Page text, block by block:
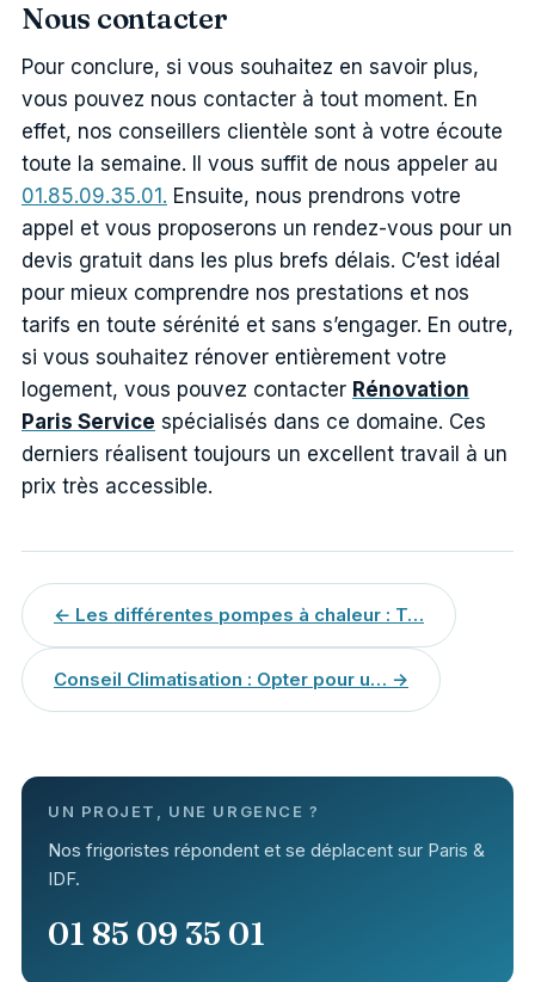
Nous contacter
Pour conclure, si vous souhaitez en savoir plus,
vous pouvez nous contacter à tout moment. En
effet, nos conseillers clientèle sont à votre écoute
toute la semaine. Il vous suffit de nous appeler au
01.85.09.35.01. Ensuite, nous prendrons votre
appel et vous proposerons un rendez-vous pour un
devis gratuit dans les plus brefs délais. C’est idéal
pour mieux comprendre nos prestations et nos
tarifs en toute sérénité et sans s’engager. En outre,
si vous souhaitez rénover entièrement votre
logement, vous pouvez contacter Rénovation
Paris Service spécialisés dans ce domaine. Ces
derniers réalisent toujours un excellent travail à un
prix très accessible.
← Les différentes pompes à chaleur : T…
Conseil Climatisation : Opter pour u… →
UN PROJET, UNE URGENCE ?
Nos frigoristes répondent et se déplacent sur Paris &
IDF.
01 85 09 35 01